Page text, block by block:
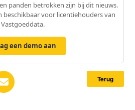
panden betrokken zijn bij dit nieuws.
beschikbaar voor licentiehouders van
Vastgoeddata.
een demo aan
Terug